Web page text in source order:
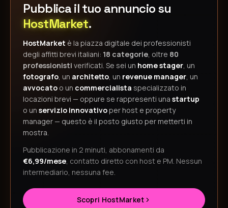
Pubblica il tuo annuncio su
HostMarket.
HostMarket è la piazza digitale dei professionisti
degli affitti brevi italiani: 18 categorie, oltre 80
professionisti verificati. Se sei un home stager, un
fotografo, un architetto, un revenue manager, un
avvocato o un commercialista specializzato in
locazioni brevi — oppure se rappresenti una startup
o un servizio innovativoper host e property
manager — questo è il posto giusto per metterti in
mostra.
Pubblicazione in 2 minuti, abbonamenti da
€6,99/mese, contatto diretto con host e PM. Nessun
intermediario, nessuna fee.
Scopri HostMarket